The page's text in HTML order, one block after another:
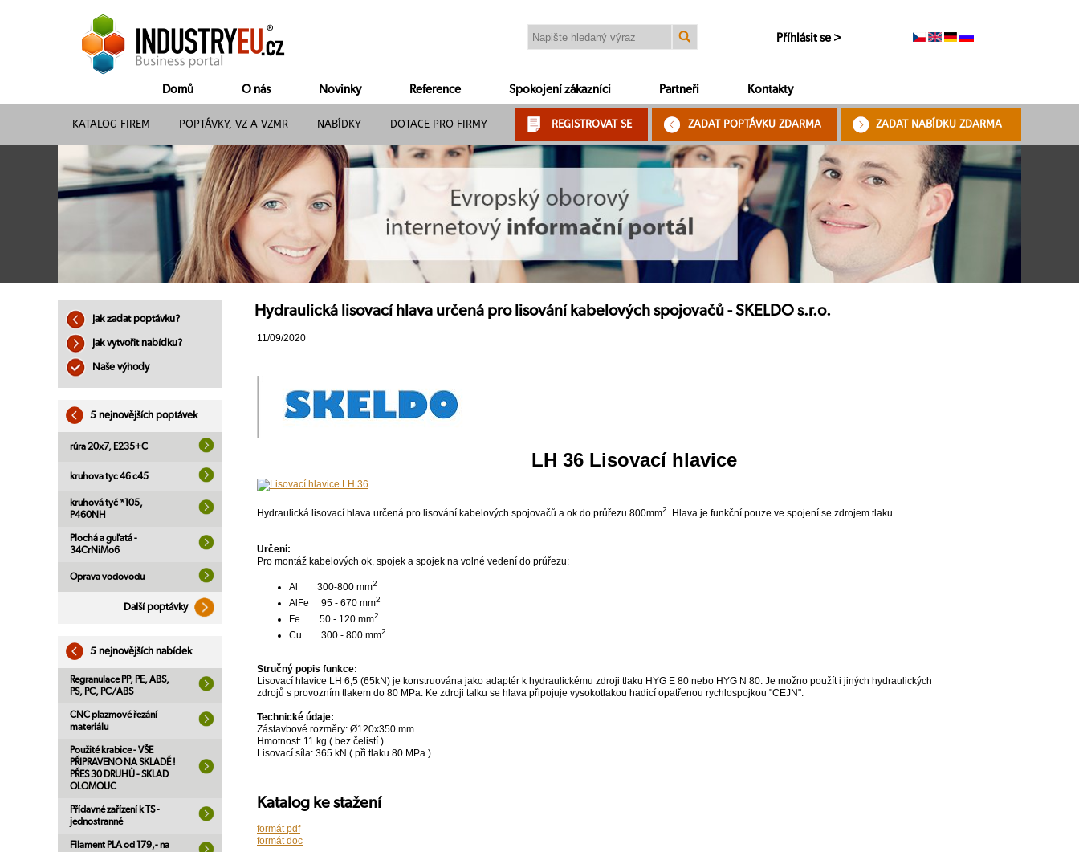
Příhlásit se >
Domů O nás Novinky Reference Spokojení zákazníci Partneři Kontakty
KATALOG FIREM POPTÁVKY, VZ A VZMR NABÍDKY DOTACE PRO FIRMY REGISTROVAT SE ZADAT POPTÁVKU ZDARMA ZADAT NABÍDKU ZDARMA
Jak zadat poptávku?
Jak vytvořit nabídku?
Naše výhody
5 nejnovějších poptávek
rúra 20x7, E235+C
kruhova tyc 46 c45
kruhová tyč *105,
P460NH
Plochá a guľatá -
34CrNiMo6
Oprava vodovodu
Další poptávky
5 nejnovějších nabídek
Regranulace PP, PE, ABS,
PS, PC, PC/ABS
CNC plazmové řezání
materiálu
Použité krabice - VŠE
PŘIPRAVENO NA SKLADĚ !
PŘES 30 DRUHŮ - SKLAD
OLOMOUC
Přídavné zařízení k TS -
jednostranné
Filament PLA od 179,- na
Hydraulická lisovací hlava určená pro lisování kabelových spojovačů - SKELDO s.r.o.
11/09/2020
LH 36 Lisovací hlavice
Hydraulická lisovací hlava určená pro lisování kabelových spojovačů a ok do průřezu 800mm2. Hlava je funkční pouze ve spojení se zdrojem tlaku.
Určení:
Pro montáž kabelových ok, spojek a spojek na volné vedení do průřezu:
Al 300-800 mm2
AlFe 95 - 670 mm2
Fe 50 - 120 mm2
Cu 300 - 800 mm2
Stručný popis funkce:
Lisovací hlavice LH 6,5 (65kN) je konstruována jako adaptér k hydraulickému zdroji tlaku HYG E 80 nebo HYG N 80. Je možno použít i jiných hydraulických
zdrojů s provozním tlakem do 80 MPa. Ke zdroji talku se hlava připojuje vysokotlakou hadicí opatřenou rychlospojkou "CEJN".
Technické údaje:
Zástavbové rozměry: Ø120x350 mm
Hmotnost: 11 kg ( bez čelistí )
Lisovací síla: 365 kN ( při tlaku 80 MPa )
Katalog ke stažení
formát pdf
formát doc